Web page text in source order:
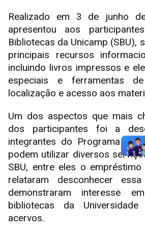
Realizado em 3 de junho
apresentou aos
Bibliotecas da Unicamp (SBU),
principais recursos
incluindo livros impressos e
especiais e ferramentas
localização e acesso aos
Um dos aspectos que mais
dos participantes foi a
integrantes do Programa
podem utilizar diversos
SBU, entre eles o
relataram desconhecer
demonstraram interesse
bibliotecas da
acervos.